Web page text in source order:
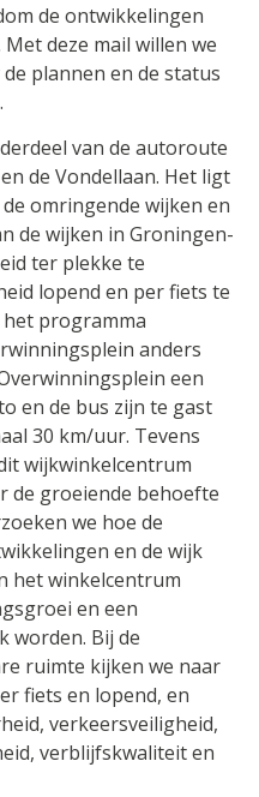
de ontwikkelingen
deze mail willen we
plannen en de status
van de autoroute
de Vondellaan. Het ligt
omringende wijken en
de wijken in Groningen-
ter plekke te
lopend en per fiets te
programma
anders
een
en de bus zijn te gast
30 km/uur. Tevens
wijkwinkelcentrum
de groeiende behoefte
we hoe de
en de wijk
het winkelcentrum
en een
worden. Bij de
ruimte kijken we naar
fiets en lopend, en
verkeersveiligheid,
verblijfskwaliteit en